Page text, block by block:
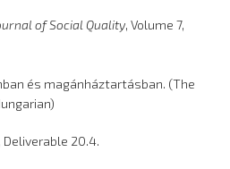
of Social Quality, Volume 7,
és magánháztartásban. (The
Deliverable 20.4.